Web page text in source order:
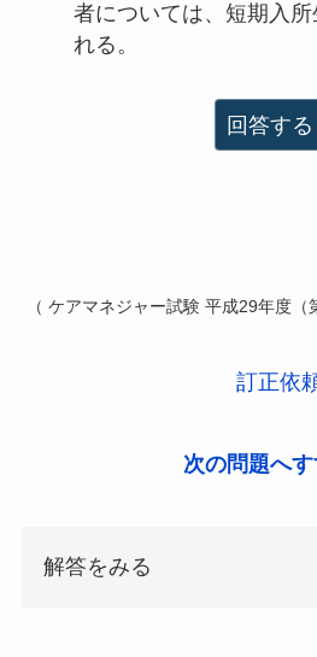
者については、短期入
れる。
回答する
（ ケアマネジャー試験 平成29年度
訂正依
次の問題へ
解答をみる